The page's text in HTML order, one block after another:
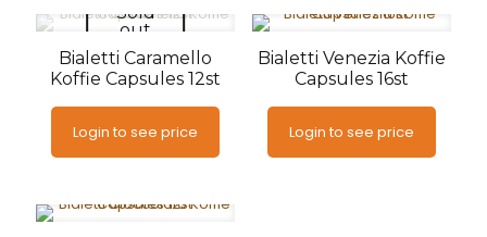
Sold
out
Bialetti Caramello
Koffie Capsules 12st
Login to see price
Bialetti Venezia Koffie
Capsules 16st
Login to see price